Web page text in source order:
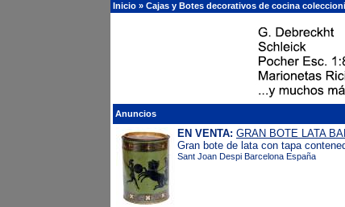
Inicio » Cajas y Botes decorativos de cocina
Anuncios
EN VENTA: GRAN BOTE LATA
Gran bote de lata con tapa
Sant Joan Despi Barcelona España